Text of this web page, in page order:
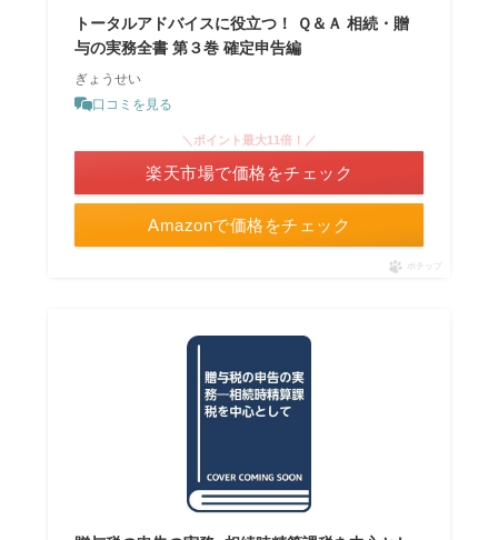
トータルアドバイスに役立つ！ Ｑ＆Ａ 相続・贈
与の実務全書 第３巻 確定申告編
ぎょうせい
口コミを見る
Amazonで価格をチェック
＼ポイント最大11倍！／
楽天市場で価格をチェック
ポチップ